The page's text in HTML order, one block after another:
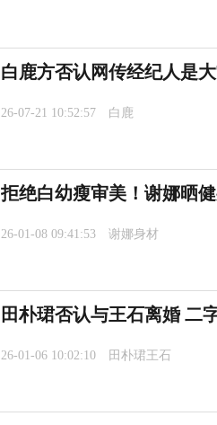
白鹿方否认网传经纪人是
26-07-21 10:52:57 白鹿
拒绝白幼瘦审美！谢娜晒
26-01-08 09:41:53 谢娜身材
田朴珺否认与王石离婚 二
26-01-06 10:02:10 田朴珺王石